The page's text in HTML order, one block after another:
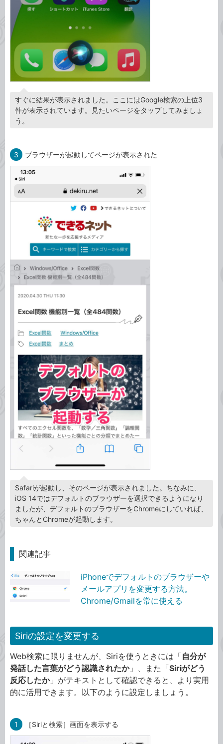
すぐに結果が表示されました。ここにはGoogle検索の上位3
件が表示されています。見たいページをタップしてみましょ
う。
3 ブラウザーが起動してページが表示された
Safariが起動し、そのページが表示されました。ちなみに、
iOS 14ではデフォルトのブラウザーを選択できるようになり
ましたが、デフォルトのブラウザーをChromeにしていれば、
ちゃんとChromeが起動します。
関連記事
iPhoneでデフォルトのブラウザーや
メールアプリを変更する方法。
Chrome/Gmailを常に使える
Siriの設定を変更する
Web検索に限りませんが、Siriを使うときには「自分が
発話した言葉がどう認識されたか」、また「Siriがどう
反応したか」がテキストとして確認できると、より実用
的に活用できます。以下のように設定しましょう。
1 ［Siriと検索］画面を表示する